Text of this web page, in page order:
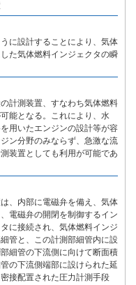
に設計することにより、気体
た気体燃料インジェクタの瞬
計測装置、すなわち気体燃料
能となる。これにより、水
用いたエンジンの設計等が容
ン分野のみならず、急激な流
装置としても利用が可能であ
、内部に電磁弁を備え、気体
電磁弁の開閉を制御するイン
に接続され、気体燃料インジ
管と、この計測部細管内に設
細管の下流側に向けて断面積
の下流側端部に設けられた延
接配置された圧力計測手段